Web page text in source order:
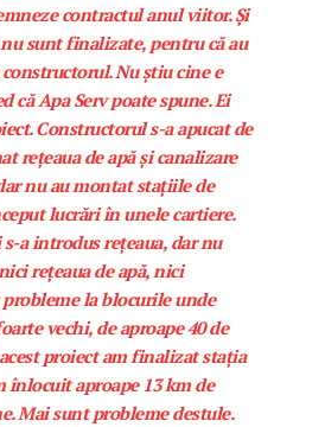
contractul anul viitor. Și
sunt finalizate, pentru că au
Nu știu cine e
că Apa Serv poate spune. Ei
Constructorul s-a apucat de
rețeaua de apă și canalizare
nu au montat stațiile de
lucrări în unele cartiere.
s-a introdus rețeaua, dar nu
rețeaua de apă, nici
probleme la blocurile unde
vechi, de aproape 40 de
proiect am finalizat stația
înlocuit aproape 13 km de
Mai sunt probleme destule.